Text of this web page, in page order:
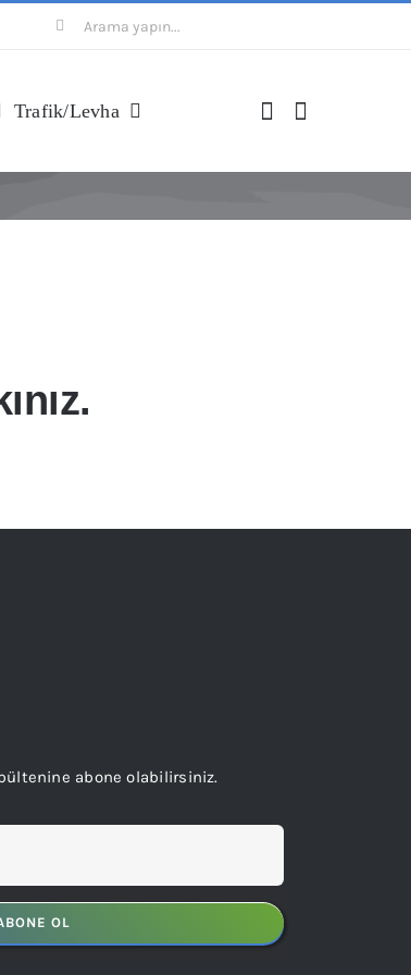
Ara:
Trafik/levha
abone olabilirsiniz.
OL